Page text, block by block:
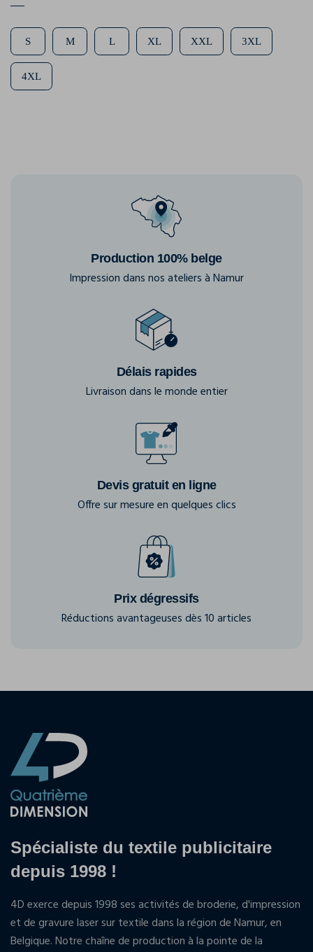
S M L XL XXL 3XL
4XL
Production 100% belge
Impression dans nos ateliers à Namur
Délais rapides
Livraison dans le monde entier
Devis gratuit en ligne
Offre sur mesure en quelques clics
Prix dégressifs
Réductions avantageuses dès 10 articles
Spécialiste du textile publicitaire
depuis 1998 !
4D exerce depuis 1998 ses activités de broderie, d'impression
et de gravure laser sur textile dans la région de Namur, en
Belgique. Notre chaîne de production à la pointe de la